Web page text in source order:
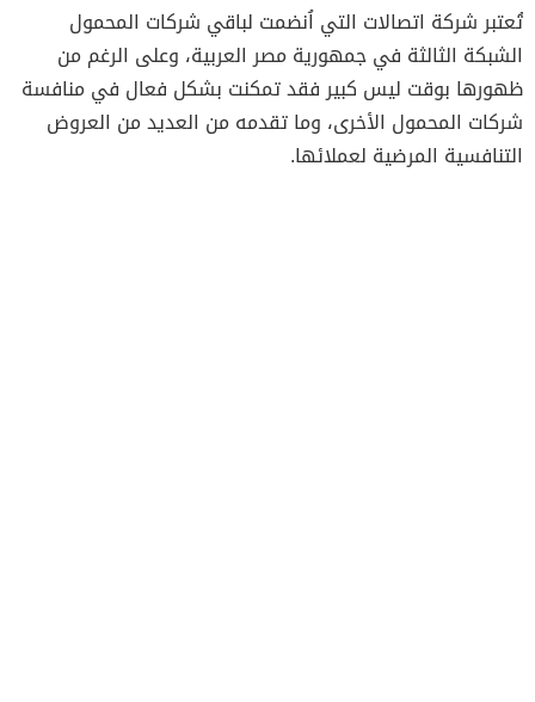
تُعتبر شركة اتصالات التي اُنضمت لباقي شركات المحمول
الشبكة الثالثة في جمهورية مصر العربية، وعلى الرغم من
ظهورها بوقت ليس كبير فقد تمكنت بشكل فعال في منافسة
شركات المحمول الأخرى، وما تقدمه من العديد من العروض
التنافسية المرضية لعملائها.